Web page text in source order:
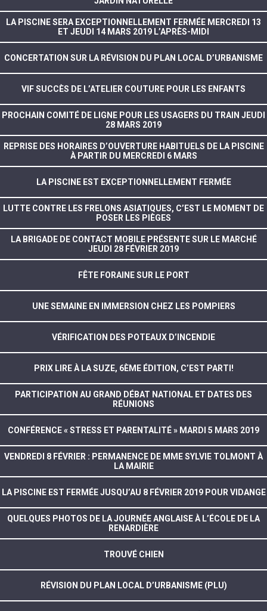
LA PISCINE SERA EXCEPTIONNELLEMENT FERMÉE MERCREDI 13
ET JEUDI 14 MARS 2019 L’APRÈS-MIDI
CONCERTATION SUR LA RÉVISION DU PLAN LOCAL D’URBANISME
VIF SUCCÈS DE L’ATELIER COUTURE POUR LES ENFANTS
PROCHAIN COMITÉ DE LIGNE POUR LES USAGERS DU TRAIN JEUDI
28 MARS 2019
REPRISE DES HORAIRES D’OUVERTURE HABITUELS DE LA PISCINE
À PARTIR DU MERCREDI 6 MARS
LA PISCINE EST EXCEPTIONNELLEMENT FERMÉE
LUTTE CONTRE LES FRELONS ASIATIQUES, C’EST LE MOMENT DE
POSER LES PIÈGES
LA BRIGADE DE CONTACT MOBILE PRÉSENTE SUR LE MARCHÉ
JEUDI 28 FÉVRIER 2019
FÊTE FORAINE SUR LE PORT
UNE SEMAINE EN IMMERSION CHEZ LES POMPIERS
VÉRIFICATION DES POTEAUX D’INCENDIE
PRIX LIRE À LA SUZE, 6ÈME ÉDITION, C’EST PARTI!
PARTICIPATION AU GRAND DÉBAT NATIONAL ET DATES DES
RÉUNIONS
CONFÉRENCE « STRESS ET PARENTALITÉ » MARDI 5 MARS 2019
VENDREDI 8 FÉVRIER : PERMANENCE DE MME SYLVIE TOLMONT À
LA MAIRIE
LA PISCINE EST FERMÉE JUSQU’AU 8 FÉVRIER 2019 POUR VIDANGE
QUELQUES PHOTOS DE LA JOURNÉE ANGLAISE À L’ÉCOLE DE LA
RENARDIÈRE
TROUVÉ CHIEN
RÉVISION DU PLAN LOCAL D’URBANISME (PLU)